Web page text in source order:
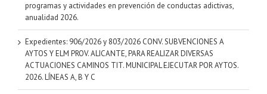
programas y actividades en prevención de conductas adictivas,
anualidad 2026.
Expedientes: 906/2026 y 803/2026 CONV. SUBVENCIONES A
AYTOS Y ELM PROV. ALICANTE, PARA REALIZAR DIVERSAS
ACTUACIONES CAMINOS TIT. MUNICIPAL EJECUTAR POR AYTOS.
2026. LÍNEAS A, B Y C